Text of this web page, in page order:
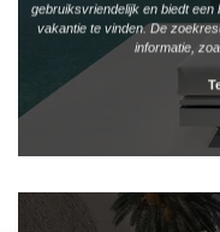
gebruiksvriendelijk en biedt
vakantie te vinden. De
informatie,